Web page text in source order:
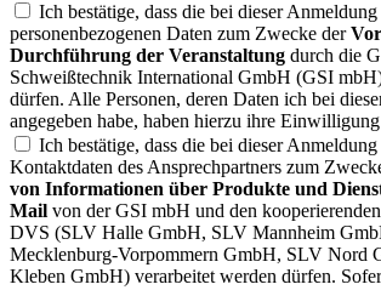
Ich bestätige, dass die bei dieser Anmeldung
personenbezogenen Daten zum Zwecke der
Durchführung der Veranstaltung durch die
Schweißtechnik International GmbH (GSI
dürfen. Alle Personen, deren Daten ich bei
angegeben habe, haben hierzu ihre
Ich bestätige, dass die bei dieser Anmeldung
Kontaktdaten des Ansprechpartners zum
von Informationen über Produkte und
Mail von der GSI mbH und den
DVS (SLV Halle GmbH, SLV Mannheim
Mecklenburg-Vorpommern GmbH, SLV Nord
Kleben GmbH) verarbeitet werden dürfen.